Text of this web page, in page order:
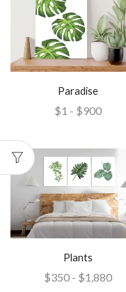
Paradise
$1 - $900
Plants
$350 - $1,880